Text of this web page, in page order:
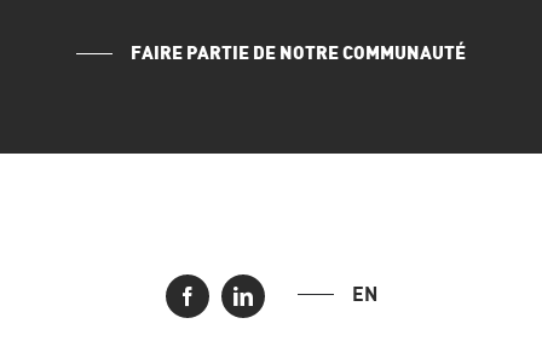
FAIRE PARTIE DE NOTRE COMMUNAUTÉ
EN